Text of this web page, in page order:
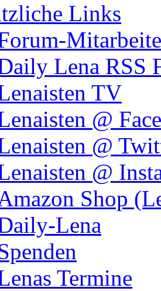
Links
Lena RSS
TV
@
@
@
Shop
Lena
Termine